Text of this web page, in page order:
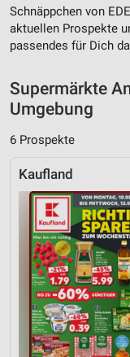
Schnäppchen von
aktuellen Prospekte
passendes für Dich
Supermärkte
Umgebung
6 Prospekte
Kaufland
Analyse von
Kombinationen
Quellen
Verwendung
Verwendung
Geräte anhand
Informationen
Nicht-IAB-
Notwendig
Performance
Funktional